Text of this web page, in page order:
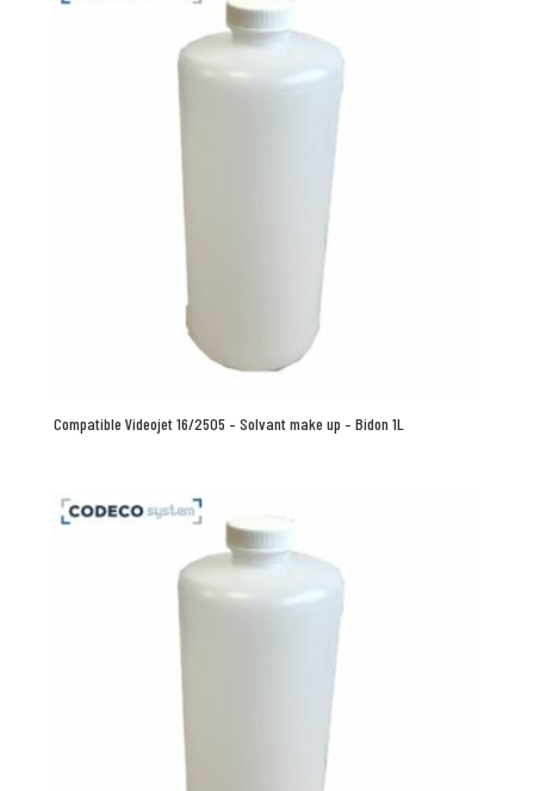
Compatible Videojet 16/2505 – Solvant make up – Bidon 1L